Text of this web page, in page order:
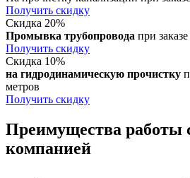
Получить скидку
Скидка 20%
Промывка трубопровода при
Получить скидку
Скидка 10%
на гидродинамическую прочистку
метров
Получить скидку
Преимущества работы
компанией